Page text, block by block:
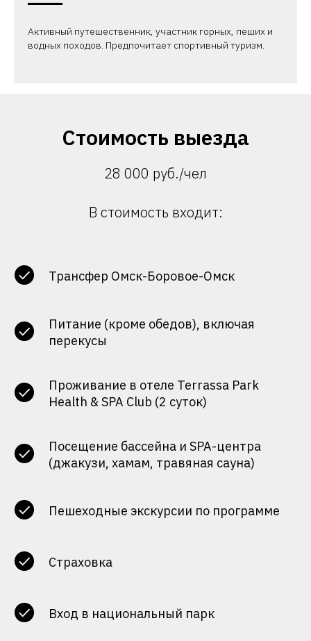
Активный путешественник, участник горных, пеших и
водных походов. Предпочитает спортивный туризм.
Стоимость выезда
28 000 руб./чел
В стоимость входит:
Трансфер Омск-Боровое-Омск
Питание (кроме обедов), включая
перекусы
Проживание в отеле Terrassa Park
Health & SPA Club (2 суток)
Посещение бассейна и SPA-центра
(джакузи, хамам, травяная сауна)
Пешеходные экскурсии по программе
Страховка
Вход в национальный парк